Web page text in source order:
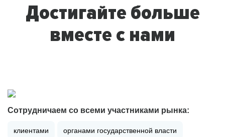
Достигайте больше
вместе с нами
Сотрудничаем со всеми участниками рынка:
клиентами органами государственной власти